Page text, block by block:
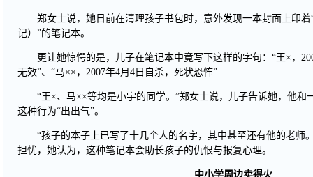
郑女士说，她日前在清理孩子书包时，意外发现一本封面上印着
记）”的笔记本。
更让她惊愕的是，儿子在笔记本中竟写下这样的字句：“王×，
无效”、“马××，2007年4月4日自杀，死状恐怖”……
“王×、马××等均是小宇的同学。”郑女士说，儿子告诉她，他和
这种行为“出出气”。
“孩子的本子上已写了十几个人的名字，其中甚至还有他的老师
担忧，她认为，这种笔记本会助长孩子的仇恨与报复心理。
中小学周边卖得火